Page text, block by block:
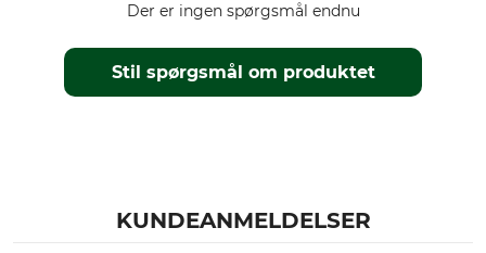
Stil spørgsmål om produktet
Der er ingen spørgsmål endnu
KUNDEANMELDELSER